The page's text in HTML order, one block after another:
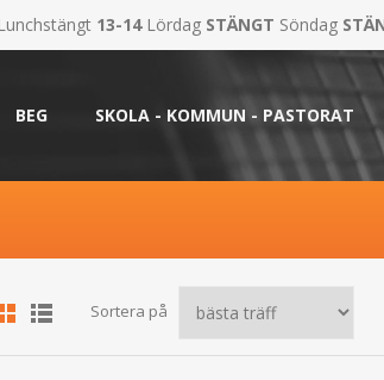
Lunchstängt 13-14 Lördag STÄNGT Söndag
BEG SKOLA - KOMMUN - PASTORAT
Sortera på